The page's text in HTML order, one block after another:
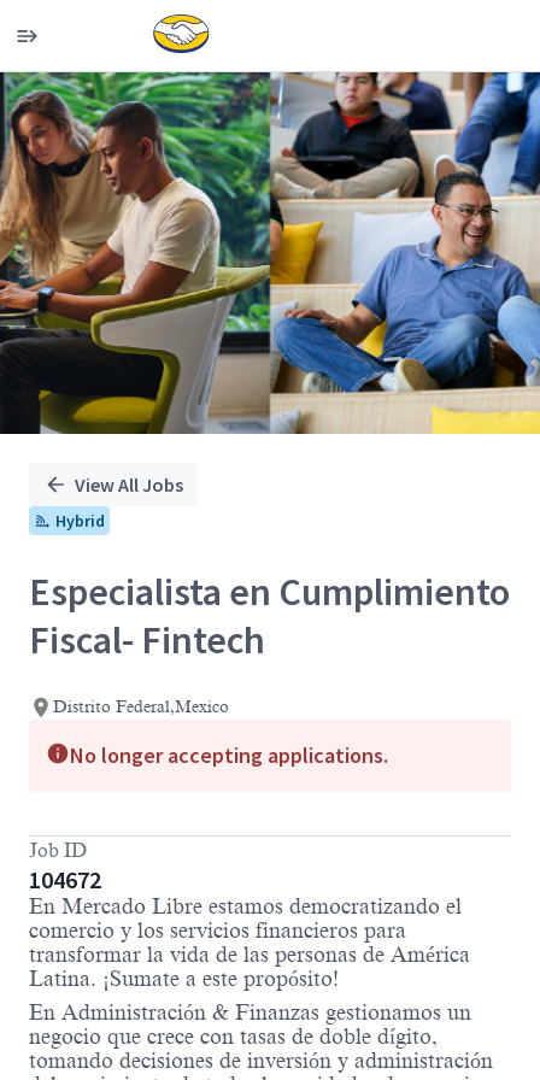
Single
Position
View All Jobs
Hybrid
Especialista en Cumplimiento
Fiscal- Fintech
Distrito Federal,Mexico
No longer accepting applications.
Job ID
104672
En Mercado Libre estamos democratizando el
comercio y los servicios financieros para
transformar la vida de las personas de América
Latina. ¡Sumate a este propósito!
En Administración & Finanzas gestionamos un
negocio que crece con tasas de doble dígito,
tomando decisiones de inversión y administración